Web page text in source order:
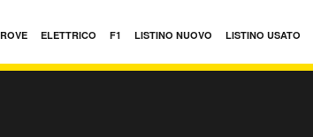
ELETTRICO F1 LISTINO NUOVO LISTINO USATO